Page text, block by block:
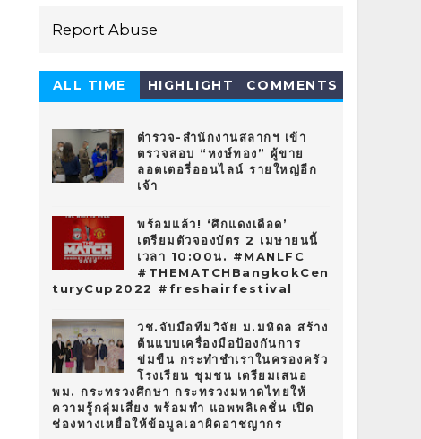
Report Abuse
ALL TIME
HIGHLIGHT COMMENTS
ตำรวจ-สำนักงานสลากฯ เข้า
ตรวจสอบ “หงษ์ทอง” ผู้ขาย
ลอตเตอรี่ออนไลน์ รายใหญ่อีก
เจ้า
พร้อมแล้ว! ‘ศึกแดงเดือด’
เตรียมตัวจองบัตร 2 เมษายนนี้
เวลา 10:00น. #MANLFC
#THEMATCHBangkokCen
turyCup2022 #freshairfestival
วช.จับมือทีมวิจัย ม.มหิดล สร้าง
ต้นแบบเครื่องมือป้องกันการ
ข่มขืน กระทำชำเราในครองครัว
โรงเรียน ชุมชน เตรียมเสนอ
พม. กระทรวงศึกษา กระทรวงมหาดไทยให้
ความรู้กลุ่มเสี่ยง พร้อมทำ แอพพลิเคชั่น เปิด
ช่องทางเหยื่อให้ข้อมูลเอาผิดอาชญากร